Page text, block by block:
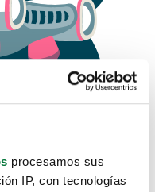
procesamos sus
IP, con tecnologías